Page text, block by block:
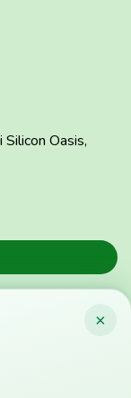
×
Oasis,
Ver